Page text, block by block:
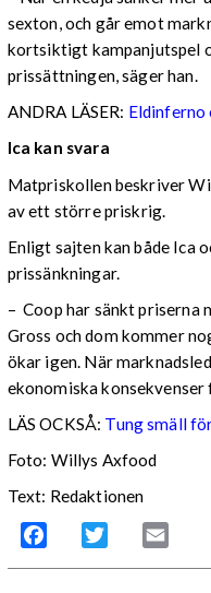
sexton, och går emot
kortsiktigt kampanjutspel
prissättningen, säger han.
ANDRA LÄSER: Eldinferno
Ica kan svara
Matpriskollen beskriver
av ett större priskrig.
Enligt sajten kan både Ica
prissänkningar.
– Coop har sänkt priserna
Gross och dom kommer
ökar igen. När
ekonomiska konsekvenser
LÄS OCKSÅ: Tung smäll
Foto: Willys Axfood
Text: Redaktionen
Facebook Twitter